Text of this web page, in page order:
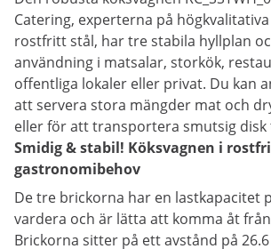
Catering, experterna på
rostfritt stål, har tre stabila hyllplan
användning i matsalar, storkök,
offentliga lokaler eller privat. Du kan
att servera stora mängder mat och
eller för att transportera smutsig disk
Smidig & stabil! Köksvagnen i
gastronomibehov
De tre brickorna har en lastkapacitet
vardera och är lätta att komma åt
Brickorna sitter på ett avstånd på